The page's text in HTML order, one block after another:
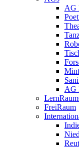
AG
AG
FreiRaum